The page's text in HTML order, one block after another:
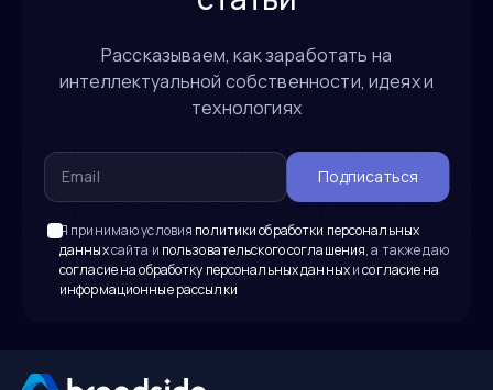
Рассказываем, как заработать на
интеллектуальной собственности, идеях и
технологиях
Подписаться
Я принимаю условия политики обработки персональных
данныхсайта и пользовательского соглашения, а также даю
согласие на обработку персональных данныхисогласие на
информационные рассылки